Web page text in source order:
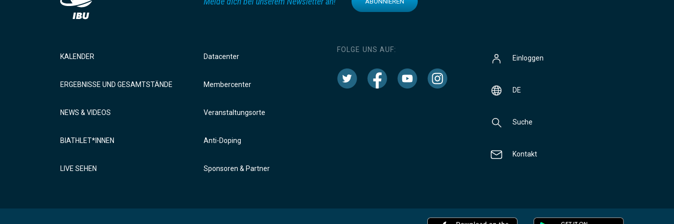
KALENDER
ERGEBNISSE UND GESAMTSTÄNDE
NEWS & VIDEOS
BIATHLET*INNEN
LIVE SEHEN
Datacenter
Membercenter
Veranstaltungsorte
Anti-Doping
Sponsoren & Partner
FOLGE UNS AUF:
Einloggen
DE
Suche
Kontakt